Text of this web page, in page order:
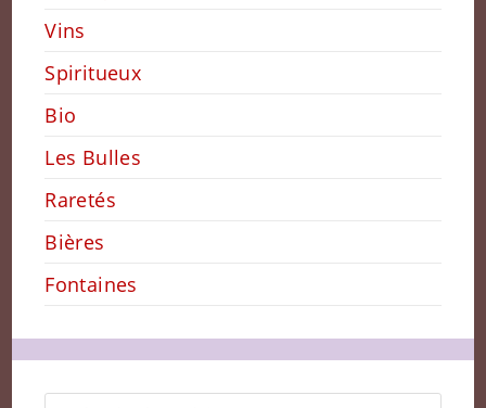
Vins
Spiritueux
Bio
Les Bulles
Raretés
Bières
Fontaines